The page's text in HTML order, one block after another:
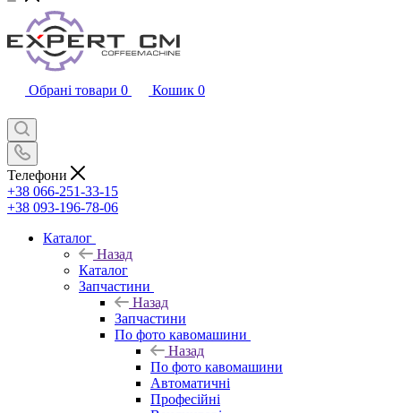
Обрані товари 0 Кошик 0
Телефони
+38 066-251-33-15
+38 093-196-78-06
Каталог
Назад
Каталог
Запчастини
Назад
Запчастини
По фото кавомашини
Назад
По фото кавомашини
Автоматичні
Професійні